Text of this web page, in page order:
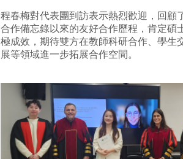
程春梅對代表團到訪表示熱烈歡迎，回顧
合作備忘錄以來的友好合作歷程，肯定碩
極成效，期待雙方在教師科研合作、學生
展等領域進一步拓展合作空間。